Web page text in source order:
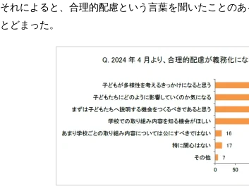
それによると、合理的配慮という言葉を聞いたことの
とどまった。